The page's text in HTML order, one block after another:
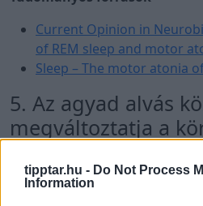
tipptar.hu - Do Not Process
Information
Current Opinion in
of REM sleep and motor
Sleep – The motor atonia
5. Az agyad alvás
megváltoztatja a
Azagy-gerincvelői folyadék